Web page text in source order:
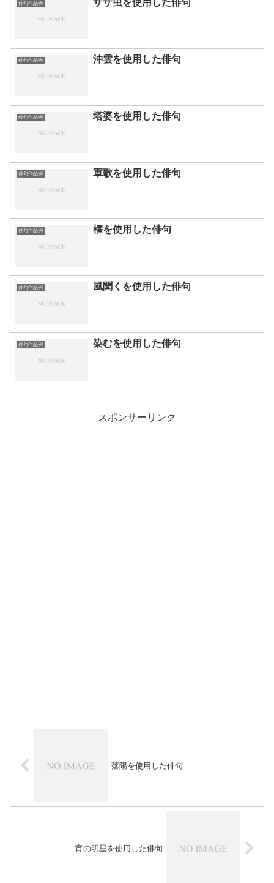
俳句作品例
俳句作品例 沖雲を使用した俳句
俳句作品例 塔婆を使用した俳句
俳句作品例 軍歌を使用した俳句
俳句作品例 櫂を使用した俳句
俳句作品例 風聞くを使用した俳句
俳句作品例 染むを使用した俳句
スポンサーリンク
落陽を使用した俳句
宵の明星を使用した俳句